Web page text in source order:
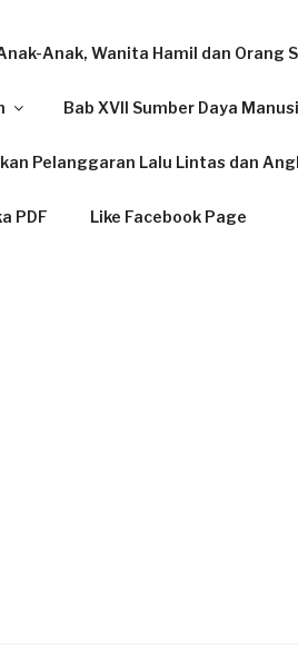
Anak, Wanita Hamil dan Orang
Bab XVII Sumber Daya
Pelanggaran Lalu Lintas dan
PDF Like Facebook Page